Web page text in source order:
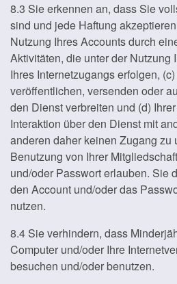
8.3 Sie erkennen an, dass Sie
sind und jede Haftung
Nutzung Ihres Accounts durch
Aktivitäten, die unter der Nutzung
Ihres Internetzugangs erfolgen,
veröffentlichen, versenden oder
den Dienst verbreiten und (d)
Interaktion über den Dienst mit
anderen daher keinen Zugang zu
Benutzung von Ihrer
und/oder Passwort erlauben. Sie
den Account und/oder das
nutzen.
8.4 Sie verhindern, dass
Computer und/oder Ihre
besuchen und/oder benutzen.